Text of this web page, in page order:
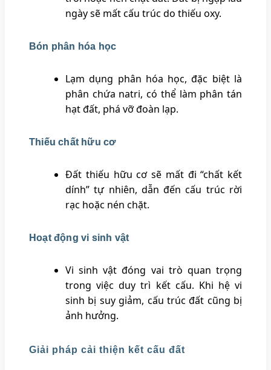
ngày sẽ mất cấu trúc do thiếu oxy.
Bón phân hóa học
Lạm dụng phân hóa học, đặc biệt là
phân chứa natri, có thể làm phân tán
hạt đất, phá vỡ đoàn lạp.
Thiếu chất hữu cơ
Đất thiếu hữu cơ sẽ mất đi “chất kết
dính” tự nhiên, dẫn đến cấu trúc rời
rạc hoặc nén chặt.
Hoạt động vi sinh vật
Vi sinh vật đóng vai trò quan trọng
trong việc duy trì kết cấu. Khi hệ vi
sinh bị suy giảm, cấu trúc đất cũng bị
ảnh hưởng.
Giải pháp cải thiện kết cấu đất